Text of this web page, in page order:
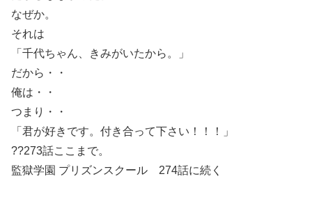
なぜか。
それは
「千代ちゃん、きみがいたから。」
だから・・
俺は・・
つまり・・
「君が好きです。付き合って下さい！！！」
??273話ここまで。
監獄学園 プリズンスクール 274話に続く